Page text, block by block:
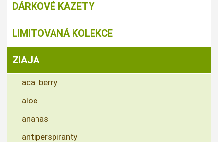
DÁRKOVÉ KAZETY
LIMITOVANÁ KOLEKCE
ZIAJA
acai berry
aloe
ananas
antiperspiranty